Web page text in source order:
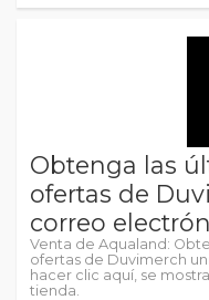
Obtenga las
ofertas de
correo
Venta de Aqualand:
ofertas de Duvimerch
hacer clic aquí, se
tienda.